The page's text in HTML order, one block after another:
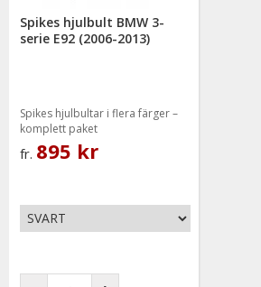
Spikes hjulbult BMW 3-
serie E92 (2006-2013)
Spikes hjulbultar i flera färger –
komplett paket
fr. 895 kr